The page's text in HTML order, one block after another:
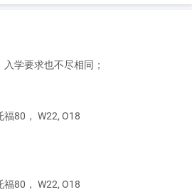
电车、火车、公共汽车可达各个校
的大学，拉筹伯大学是一个完整的社
务与设施，包括零售店(食品、服装、
托儿所。
生进行各种满足不同水平与兴趣的娱
学要求也不尽相同；
80， W22, O18
80， W22, O18